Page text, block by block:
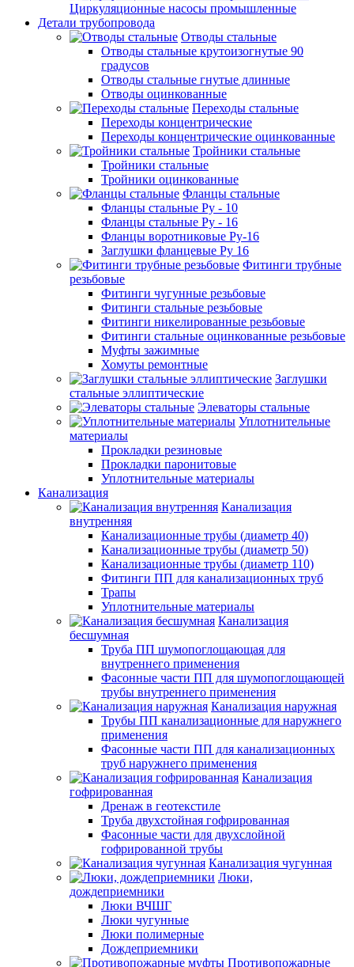
Циркуляционные насосы промышленные
Детали трубопровода
Отводы стальные
Отводы стальные крутоизогнутые 90
градусов
Отводы стальные гнутые длинные
Отводы оцинкованные
Переходы стальные
Переходы концентрические
Переходы концентрические оцинкованные
Тройники стальные
Тройники стальные
Тройники оцинкованные
Фланцы стальные
Фланцы стальные Ру - 10
Фланцы стальные Ру - 16
Фланцы воротниковые Ру-16
Заглушки фланцевые Ру 16
Фитинги трубные
резьбовые
Фитинги чугунные резьбовые
Фитинги стальные резьбовые
Фитинги никелированные резьбовые
Фитинги стальные оцинкованные резьбовые
Муфты зажимные
Хомуты ремонтные
Заглушки
стальные эллиптические
Элеваторы стальные
Уплотнительные
материалы
Прокладки резиновые
Прокладки паронитовые
Уплотнительные материалы
Канализация
Канализация
внутренняя
Канализационные трубы (диаметр 40)
Канализационные трубы (диаметр 50)
Канализационные трубы (диаметр 110)
Фитинги ПП для канализационных труб
Трапы
Уплотнительные материалы
Канализация
бесшумная
Труба ПП шумопоглощающая для
внутреннего применения
Фасонные части ПП для шумопоглощающей
трубы внутреннего применения
Канализация наружная
Трубы ПП канализационные для наружнего
применения
Фасонные части ПП для канализационных
труб наружнего применения
Канализация
гофрированная
Дренаж в геотекстиле
Труба двухстойная гофрированная
Фасонные части для двухслойной
гофрированной трубы
Канализация чугунная
Люки,
дождеприемники
Люки ВЧШГ
Люки чугунные
Люки полимерные
Дождеприемники
Противопожарные